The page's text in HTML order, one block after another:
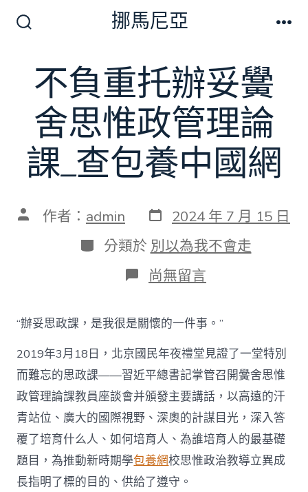
切
換
開
挪馬尼亞
不負重托辦妥黌
舍思惟政管理論
課_查包養中國網
文 作者： admin 發
表
日
期
2024 年 7 月 15 日
分
類
分類於 別以為我不會走
在
〈不
重
托
辦
妥
黌
舍
思
惟
政
管
理
論
課
尚無留言
“辦妥思政課，是我很是關懷的一件事。”
2019年3月18日，北京國民年夜禮堂見證了一堂特別
而難忘的思政課——習近平總書記掌管召開黌舍思惟
政管理論課教員座談會并頒發主要講話，以高遠的汗
青站位、廣大的國際視野、深奧的計謀目光，深入答
覆了培育什么人、如何培育人、為誰培育人的最基礎
題目，為推動新時期學包養網校思惟政治教導立異成
長指明了標的目的、供給了遵守。